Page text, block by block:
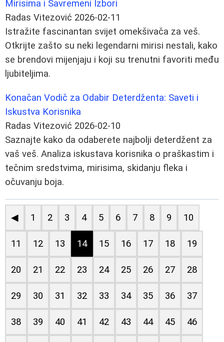
Mirisima i Savremeni Izbori
Radas Vitezović 2026-02-11
Istražite fascinantan svijet omekšivača za veš.
Otkrijte zašto su neki legendarni mirisi nestali, kako
se brendovi mijenjaju i koji su trenutni favoriti među
ljubiteljima.
Konačan Vodič za Odabir Deterdženta: Saveti i
Iskustva Korisnika
Radas Vitezović 2026-02-10
Saznajte kako da odaberete najbolji deterdžent za
vaš veš. Analiza iskustava korisnika o praškastim i
tečnim sredstvima, mirisima, skidanju fleka i
očuvanju boja.
◀ 1 2 3 4 5 6 7 8 9 10
11 12 13 14 15 16 17 18 19
20 21 22 23 24 25 26 27 28
29 30 31 32 33 34 35 36 37
38 39 40 41 42 43 44 45 46